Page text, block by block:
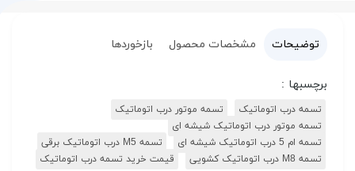
توضیحات مشخصات محصول بازخوردها
برچسبها :
تسمه درب اتوماتیک
تسمه موتور درب اتوماتیک
تسمه موتور درب اتوماتیک شیشه ای
تسمه ام 5 درب اتوماتیک شیشه ای
تسمه M5 درب اتوماتیک برقی
تسمه M8 درب اتوماتیک کشویی
قیمت خرید تسمه درب اتوماتیک